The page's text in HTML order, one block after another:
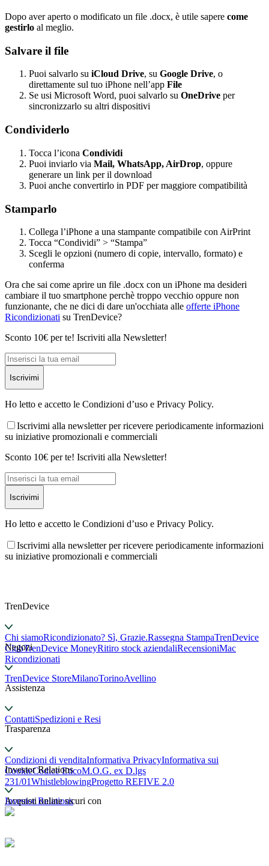
Dopo aver aperto o modificato un file .docx, è utile sapere come
gestirlo al meglio.
Salvare il file
Puoi salvarlo su iCloud Drive, su Google Drive, o
direttamente sul tuo iPhone nell’app File
Se usi Microsoft Word, puoi salvarlo su OneDrive per
sincronizzarlo su altri dispositivi
Condividerlo
Tocca l’icona Condividi
Puoi inviarlo via Mail, WhatsApp, AirDrop, oppure
generare un link per il download
Puoi anche convertirlo in PDF per maggiore compatibilità
Stamparlo
Collega l’iPhone a una stampante compatibile con AirPrint
Tocca “Condividi” > “Stampa”
Scegli le opzioni (numero di copie, intervallo, formato) e
conferma
Ora che sai come aprire un file .docx con un iPhone ma desideri
cambiare il tuo smartphone perchè troppo vecchio oppure non
funzionante, che ne dici di dare un'occhiata alle offerte iPhone
Ricondizionati su TrenDevice?
Sconto 10€ per te! Iscriviti alla Newsletter!
Iscrivimi
Ho letto e accetto le Condizioni d’uso e Privacy Policy.
Iscrivimi alla newsletter per ricevere periodicamente informazioni
su iniziative promozionali e commerciali
Sconto 10€ per te! Iscriviti alla Newsletter!
Iscrivimi
Ho letto e accetto le Condizioni d’uso e Privacy Policy.
Iscrivimi alla newsletter per ricevere periodicamente informazioni
su iniziative promozionali e commerciali
TrenDevice
Chi siamoRicondizionato? Sì, Grazie.Rassegna StampaTrenDevice
ClubTrenDevice MoneyRitiro stock aziendaliRecensioniMac
Ricondizionati
Negozi
TrenDevice StoreMilanoTorinoAvellino
Assistenza
ContattiSpedizioni e Resi
Trasparenza
Condizioni di venditaInformativa PrivacyInformativa sui
CookieCodice EticoM.O.G. ex D.lgs
231/01WhistleblowingProgetto REFIVE 2.0
Investor Relations
Investor Relations
Acquisti online sicuri con